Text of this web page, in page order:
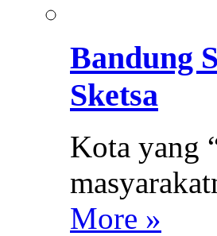
Bandung
Sketsa
Kota yang
More »